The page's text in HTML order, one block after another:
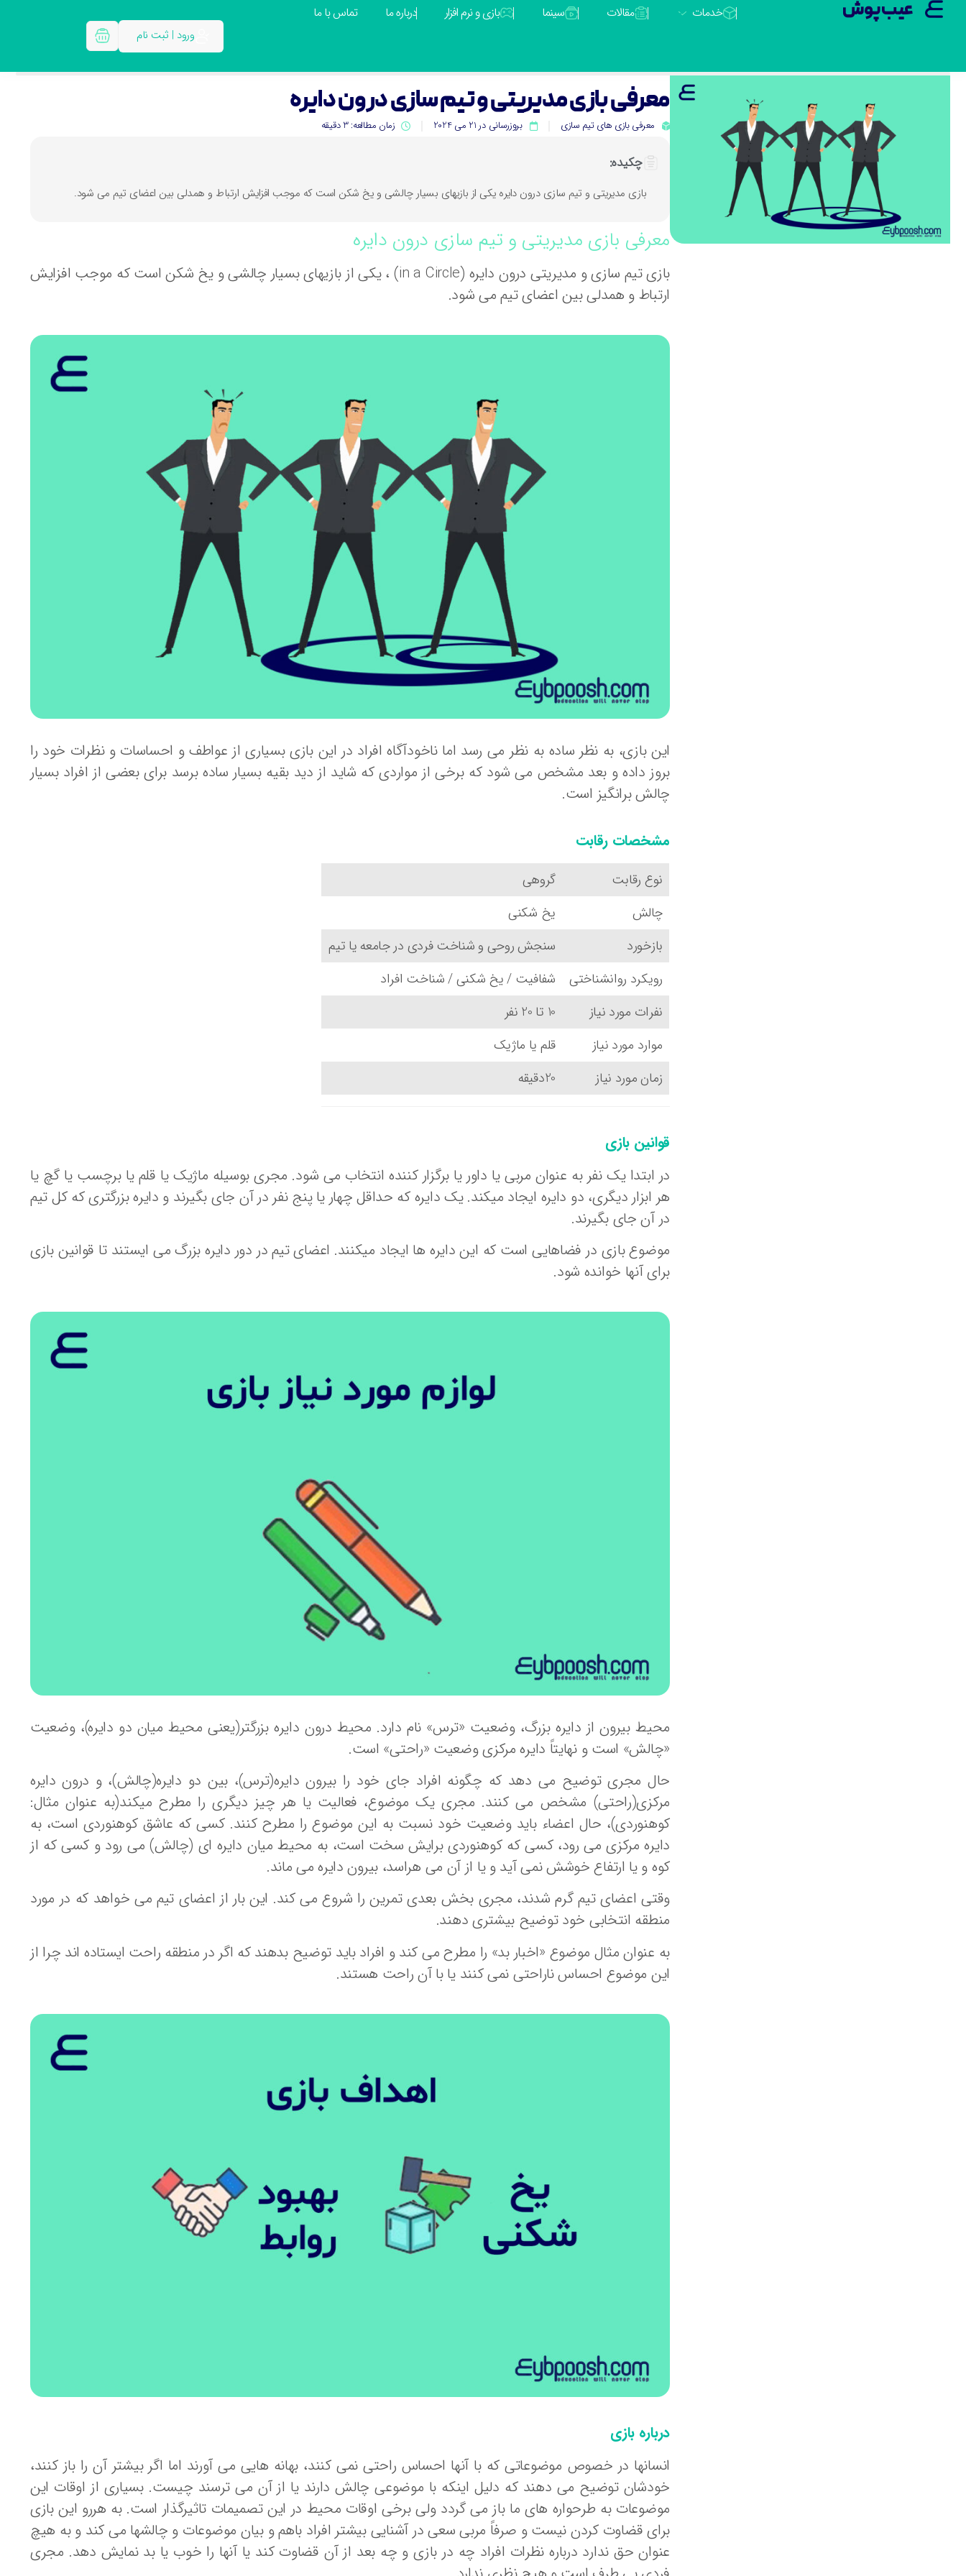
عیب پوش خدمات مقالات سینما بازی و نرم افزار درباره ما تماس با ما
ورود | ثبت نام
معرفی بازی مدیریتی و تیم سازی درون دایره
معرفی بازی های تیم سازی بروزرسانی در 21 می 2024 زمان مطالعه: 3 دقیقه
چکیده:
بازی مدیریتی و تیم سازی درون دایره یکی از بازیهای بسیار چالشی و یخ شکن است که موجب افزایش ارتباط و همدلی بین اعضای تیم می شود.
معرفی بازی مدیریتی و تیم سازی درون دایره
بازی تیم سازی و مدیریتی درون دایره (in a Circle) ، یکی از بازیهای بسیار چالشی و یخ شکن است که موجب افزایش
ارتباط و همدلی بین اعضای تیم می شود.
این بازی، به نظر ساده به نظر می رسد اما ناخودآگاه افراد در این بازی بسیاری از عواطف و احساسات و نظرات خود را
بروز داده و بعد مشخص می شود که برخی از مواردی که شاید از دید بقیه بسیار ساده برسد برای بعضی از افراد بسیار
چالش برانگیز است.
مشخصات رقابت
نوع رقابت
گروهی
چالش
یخ شکنی
بازخورد
سنجش روحی و شناخت فردی در جامعه یا تیم
رویکرد روانشناختی
شفافیت / یخ شکنی / شناخت افراد
نفرات مورد نیاز
10 تا 20 نفر
موارد مورد نیاز
قلم یا ماژیک
زمان مورد نیاز
20دقیقه
قوانین بازی
در ابتدا یک نفر به عنوان مربی یا داور یا برگزار کننده انتخاب می شود. مجری بوسیله ماژیک یا قلم یا برچسب یا گچ یا
هر ابزار دیگری، دو دایره ایجاد میکند. یک دایره که حداقل چهار یا پنج نفر در آن جای بگیرند و دایره بزرگتری که کل تیم
در آن جای بگیرند.
موضوع بازی در فضاهایی است که این دایره ها ایجاد میکنند. اعضای تیم در دور دایره بزرگ می ایستند تا قوانین بازی
برای آنها خوانده شود.
محیط بیرون از دایره بزرگ، وضعیت «ترس» نام دارد. محیط درون دایره بزرگتر(یعنی محیط میان دو دایره)، وضعیت
«چالش» است و نهایتاً دایره مرکزی وضعیت «راحتی» است.
حال مجری توضیح می دهد که چگونه افراد جای خود را بیرون دایره(ترس)، بین دو دایره(چالش)، و درون دایره
مرکزی(راحتی) مشخص می کنند. مجری یک موضوع، فعالیت یا هر چیز دیگری را مطرح میکند(به عنوان مثال:
کوهنوردی)، حال اعضاء باید وضعیت خود نسبت به این موضوع را مطرح کنند. کسی که عاشق کوهنوردی است، به
دایره مرکزی می رود، کسی که کوهنوردی برایش سخت است، به محیط میان دایره ای (چالش) می رود و کسی که از
کوه و یا ارتفاع خوشش نمی آید و یا از آن می هراسد، بیرون دایره می ماند.
وقتی اعضای تیم گرم شدند، مجری بخش بعدی تمرین را شروع می کند. این بار از اعضای تیم می خواهد که در مورد
منطقه انتخابی خود توضیح بیشتری دهند.
به عنوان مثال موضوع «اخبار بد» را مطرح می کند و افراد باید توضیح بدهند که اگر در منطقه راحت ایستاده اند چرا از
این موضوع احساس ناراحتی نمی کنند یا با آن راحت هستند.
درباره بازی
انسانها در خصوص موضوعاتی که با آنها احساس راحتی نمی کنند، بهانه هایی می آورند اما اگر بیشتر آن را باز کنند،
خودشان توضیح می دهند که دلیل اینکه با موضوعی چالش دارند یا از آن می ترسند چیست. بسیاری از اوقات این
موضوعات به طرحواره های ما باز می گردد ولی برخی اوقات محیط در این تصمیمات تاثیرگذار است. به هررو این بازی
برای قضاوت کردن نیست و صرفاً مربی سعی در آشنایی بیشتر افراد باهم و بیان موضوعات و چالشها می کند و به هیچ
عنوان حق ندارد درباره نظرات افراد چه در بازی و چه بعد از آن قضاوت کند یا آنها را خوب یا بد نمایش دهد. مجری